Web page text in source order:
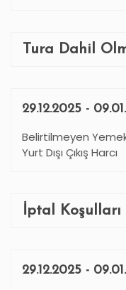
Tura Dahil
29.12.2025 -
Belirtilmeyen
Yurt Dışı Çıkış Harcı
İptal Koşulları
29.12.2025 -